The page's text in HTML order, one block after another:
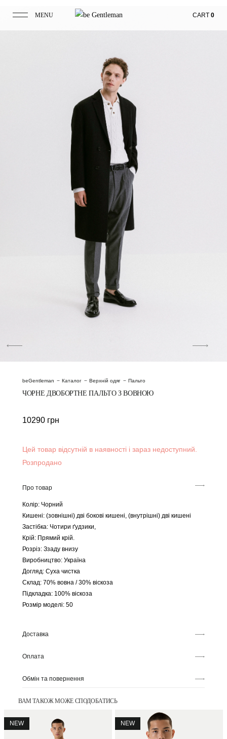
MENU CART 0
beGentleman Каталог Верхній одяг Пальто
ЧОРНЕ ДВОБОРТНЕ ПАЛЬТО З ВОВНОЮ
10290 грн
Цей товар відсутній в наявності і зараз недоступний.
Розпродано
Про товар
Колір: Чорний
Кишені: (зовнішні) дві бокові кишені, (внутрішні) дві кишені
Застібка: Чотири ґудзики,
Крій: Прямий крій.
Розріз: Ззаду внизу
Виробництво: Україна
Догляд: Суха чистка
Склад: 70% вовна / 30% віскоза
Підкладка: 100% віскоза
Розмір моделі: 50
Доставка
Оплата
Обмін та повернення
ВАМ ТАКОЖ МОЖЕ СПОДОБАТИСЬ
NEW NEW